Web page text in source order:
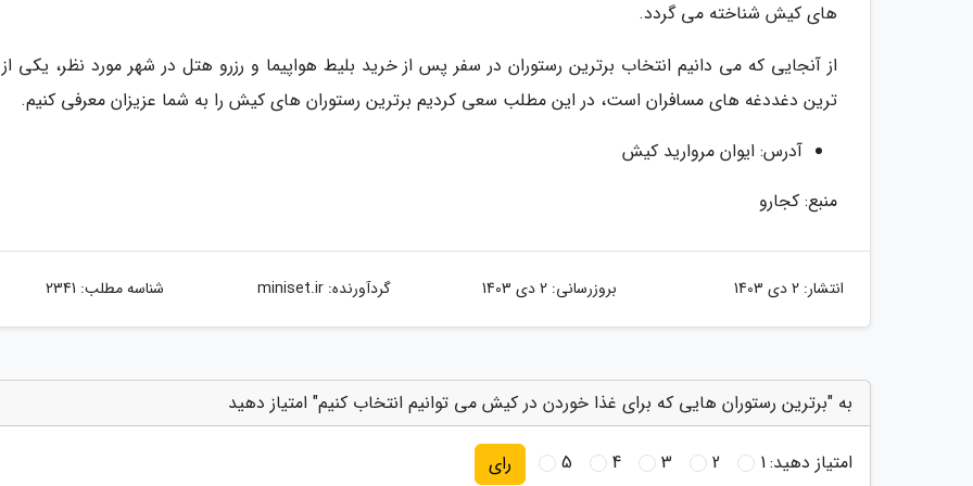
های کیش شناخته می گردد.
از آنجایی که می دانیم انتخاب برترین رستوران در سفر پس از خرید بلیط هواپیما و رزرو هتل در شهر مورد نظر، یکی
ترین دغددغه های مسافران است، در این مطلب سعی کردیم برترین رستوران های کیش را به شما عزیزان معرفی کنیم.
آدرس: ایوان مروارید کیش
منبع: کجارو
انتشار: 2 دی 1403 بروزرسانی: 2 دی 1403 گردآورنده:miniset.ir شناسه مطلب: 2341
به "برترین رستوران هایی که برای غذا خوردن در کیش می توانیم انتخاب کنیم" امتیاز دهید
امتیاز دهید:1
2
3
4
5 رای